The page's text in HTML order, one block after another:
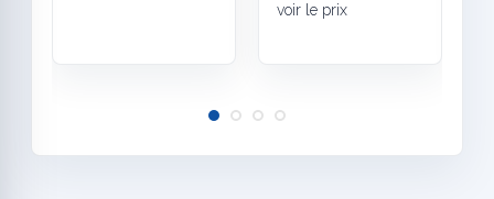
voir le prix